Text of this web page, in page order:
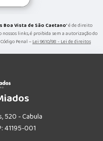
Boa Vista de São Caetano" é de direito
links, é proibida sem a autorização do
Penal –Lei 9610/98 - Lei de direitos
520 - Cabula
41195-001